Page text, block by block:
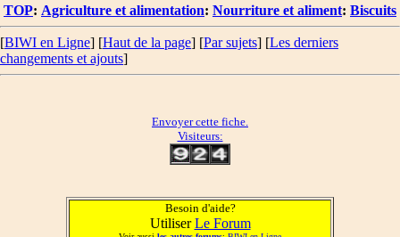
TOP: Agriculture et alimentation: Nourriture et aliment: Biscuits
[BIWI en Ligne] [Haut de la page] [Par sujets] [Les derniers
changements et ajouts]
Envoyer cette fiche.
Visiteurs:
Besoin d'aide?
UtiliserLe Forum